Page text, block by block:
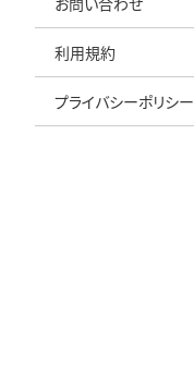
利用規約
プライバシーポリシー